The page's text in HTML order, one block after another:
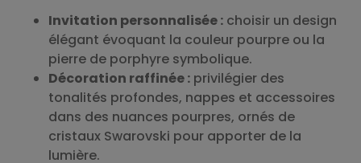
Invitation personnalisée : choisir un design
élégant évoquant la couleur pourpre ou la
pierre de porphyre symbolique.
Décoration raffinée : privilégier des
tonalités profondes, nappes et accessoires
dans des nuances pourpres, ornés de
cristaux Swarovski pour apporter de la
lumière.